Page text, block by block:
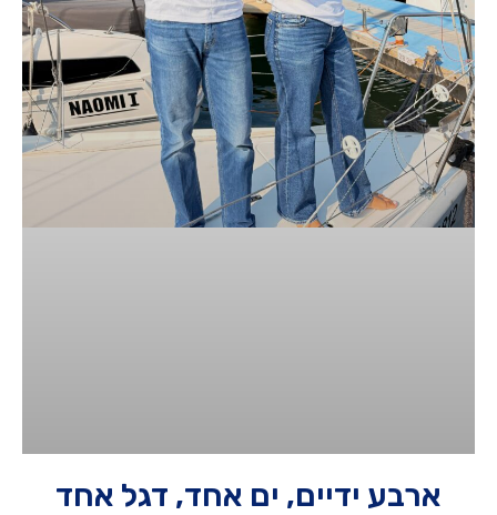
ארבע ידיים, ים אחד, דגל אחד